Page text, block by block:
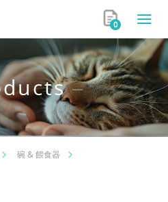
0
碗 & 餵食器